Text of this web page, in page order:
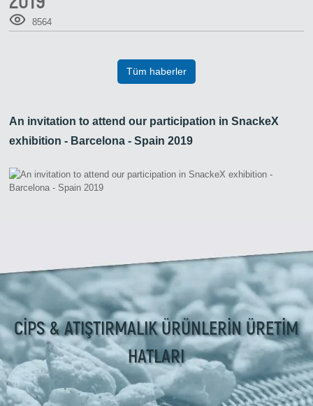
8564
Tüm haberler
An invitation to attend our participation in SnackeX
exhibition - Barcelona - Spain 2019
CİPS & ATIŞTIRMALIK ÜRÜNLERİN ÜRETİM
HATLARI